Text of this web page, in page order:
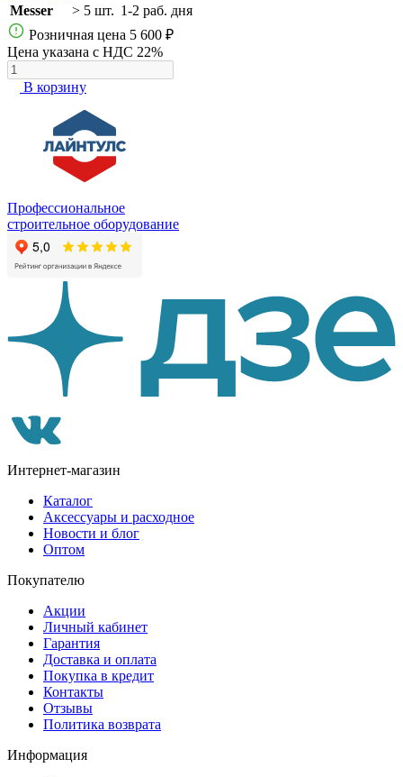
Messer
> 5 шт. 1-2 раб. дня
Розничная цена 5 600 ₽
Цена указана с НДС 22%
В корзину
Профессиональное
строительное оборудование
Интернет-магазин
Каталог
Аксессуары и расходное
Новости и блог
Оптом
Покупателю
Акции
Личный кабинет
Гарантия
Доставка и оплата
Покупка в кредит
Контакты
Отзывы
Политика возврата
Информация